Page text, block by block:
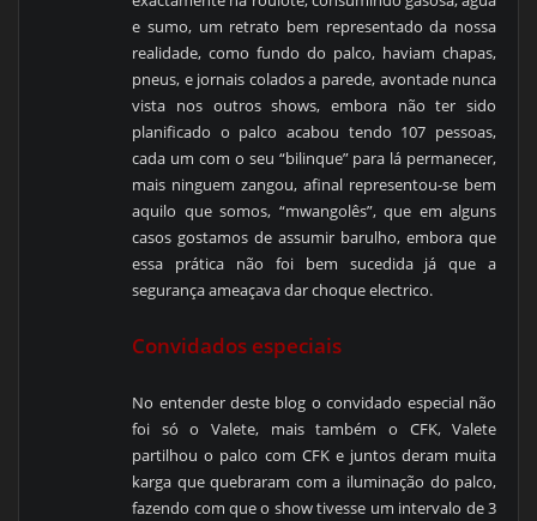
e sumo, um retrato bem representado da nossa
realidade, como fundo do palco, haviam chapas,
pneus, e jornais colados a parede, avontade nunca
vista nos outros shows, embora não ter sido
planificado o palco acabou tendo 107 pessoas,
cada um com o seu “bilinque” para lá permanecer,
mais ninguem zangou, afinal representou-se bem
aquilo que somos, “mwangolês”, que em alguns
casos gostamos de assumir barulho, embora que
essa prática não foi bem sucedida já que a
segurança ameaçava dar choque electrico.
Convidados especiais
No entender deste blog o convidado especial não
foi só o Valete, mais também o CFK, Valete
partilhou o palco com CFK e juntos deram muita
karga que quebraram com a iluminação do palco,
fazendo com que o show tivesse um intervalo de 3